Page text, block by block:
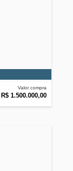
Valor compra
R$ 1.500.000,00